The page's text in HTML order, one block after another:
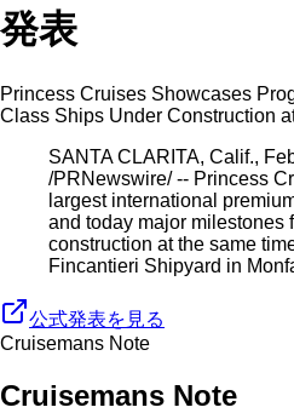
発表
Princess Cruises Showcases
Class Ships Under Construction
SANTA CLARITA, Calif.,
/PRNewswire/ -- Princess
largest international
and today major milestones
construction at the same
Fincantieri Shipyard in
公式発表を見る
Cruisemans Note
Cruisemans Note